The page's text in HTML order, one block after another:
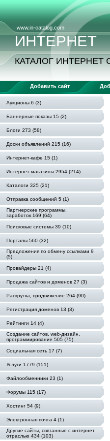
www.in-catalog.com
ИНТЕРНЕТ
КАТАЛОГ ИНТЕРНЕТ
Добавить сайт
Аукционы 6 (3)
Баннерные показы 15 (2)
Блоги 273 (58)
Доски объявлений 215 (16)
Интернет-кафе 15 (1)
Интернет-магазины 2954 (214)
Каталоги 325 (21)
Отправка сообщений 5 (1)
Партнерские программы,
заработок 169 (64)
Поисковые системы 39 (10)
Порталы 560 (32)
Предложения по обмену ссылками 9
(5)
Провайдеры 21 (4)
Продажа сайтов и доменов 27 (3)
Раскрутка, продвижение 264 (90)
Регистрация доменов 13 (3)
Рейтинги 14 (4)
Создание сайтов, web-дизайн,
программирование 505 (75)
Социальная сеть 17 (7)
Услуги 1779 (151)
Файлообменники 23 (1)
Форумы 115 (17)
Хостинг 54 (9)
Электронная почта 4 (1)
Другие сайты, связанные с интернет
отраслью 434 (103)